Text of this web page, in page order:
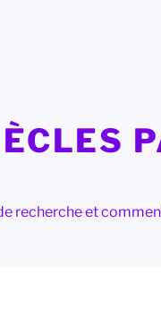
recherche et